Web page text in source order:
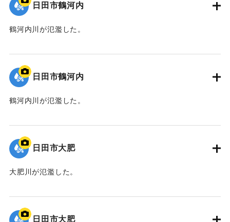
日田市鶴河内
鶴河内川が氾濫した。
｜固有コード:01203028
日田市鶴河内
鶴河内川が氾濫した。
｜固有コード:01203027
日田市大肥
大肥川が氾濫した。
｜固有コード:01203026
日田市大肥